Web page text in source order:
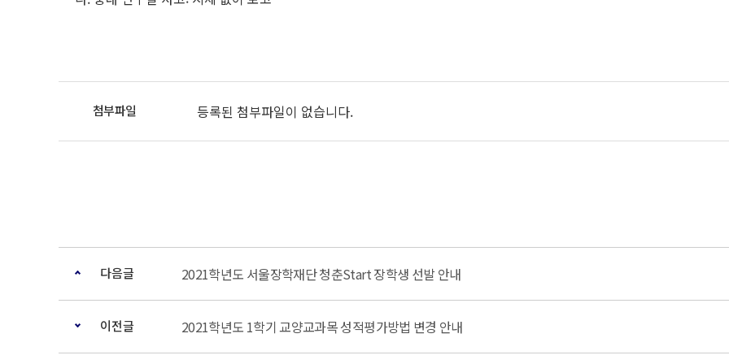
등록된 첨부파일이 없습니다.
다음글 2021학년도 서울장학재단 청춘Start 장학생 선발 안내
이전글 2021학년도 1학기 교양교과목 성적평가방법 변경 안내